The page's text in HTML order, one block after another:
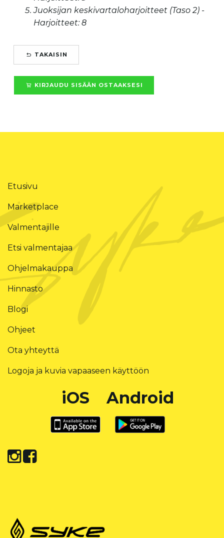
Juoksijan keskivartaloharjoitteet (Taso 2) -
Harjoitteet: 8
TAKAISIN
KIRJAUDU SISÄÄN OSTAAKSESI
Etusivu
Marketplace
Valmentajille
Etsi valmentajaa
Ohjelmakauppa
Hinnasto
Blogi
Ohjeet
Ota yhteyttä
Logoja ja kuvia vapaaseen käyttöön
iOS Android